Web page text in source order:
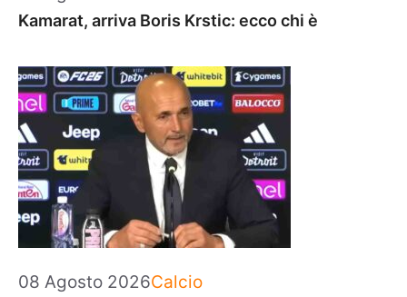
Kamarat, arriva Boris Krstic: ecco chi è
08 Agosto 2026Categorie
Calcio